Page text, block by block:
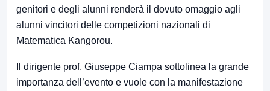
genitori e degli alunni renderà il dovuto omaggio agli
alunni vincitori delle competizioni nazionali di
Matematica Kangorou.
Il dirigente prof. Giuseppe Ciampa sottolinea la grande
importanza dell’evento e vuole con la manifestazione